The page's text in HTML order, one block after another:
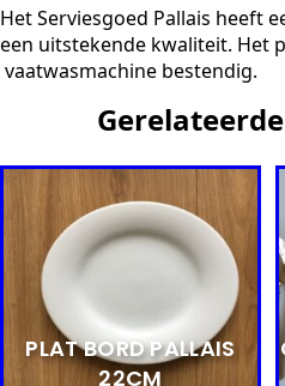
Het Serviesgoed Pallais heeft
een uitstekende kwaliteit. Het
vaatwasmachine bestendig.
PLAT BORD PALLAIS
22CM